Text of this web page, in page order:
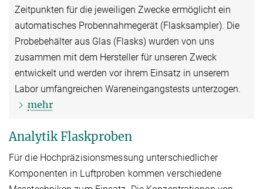
Zeitpunkten für die jeweiligen Zwecke ermöglicht ein
automatisches Probennahmegerät (Flasksampler). Die
Probebehälter aus Glas (Flasks) wurden von uns
zusammen mit dem Hersteller für unseren Zweck
entwickelt und werden vor ihrem Einsatz in unserem
Labor umfangreichen Wareneingangstests unterzogen.
mehr
Analytik Flaskproben
Für die Hochpräzisionsmessung unterschiedlicher
Komponenten in Luftproben kommen verschiedene